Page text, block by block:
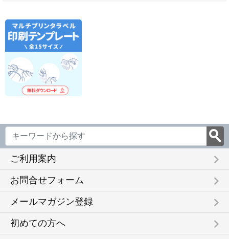
ご利用案内 keyboard_arrow_right
お問合せフォーム keyboard_arrow_right
メールマガジン登録 keyboard_arrow_right
初めての方へ keyboard_arrow_right